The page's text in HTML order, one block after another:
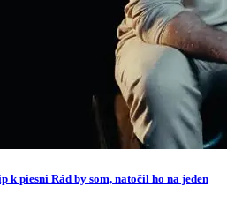
k piesni Rád by som, natočil ho na jeden